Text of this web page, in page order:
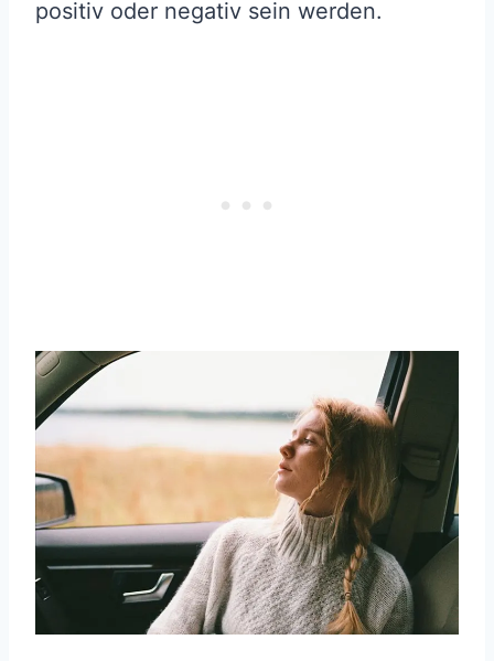
positiv oder negativ sein werden.